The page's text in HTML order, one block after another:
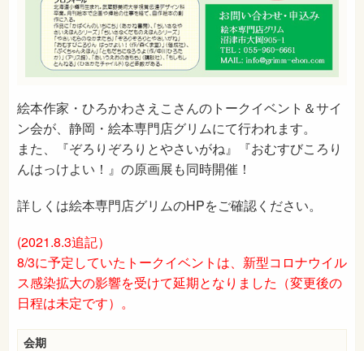
絵本作家・ひろかわさえこさんのトークイベント＆サイ
ン会が、静岡・絵本専門店グリムにて行われます。
また、『ぞろりぞろりとやさいがね』『おむすびころり
んはっけよい！』の原画展も同時開催！
詳しくは絵本専門店グリムのHPをご確認ください。
(2021.8.3追記）
8/3に予定していたトークイベントは、新型コロナウイル
ス感染拡大の影響を受けて延期となりました（変更後の
日程は未定です）。
会期